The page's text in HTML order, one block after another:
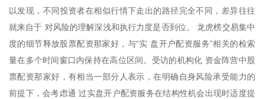
以发现，不同投资者在相似行情下走出的路径完全不同，差异往往
就来自于 对风险的理解深浅和执行力度是否到位。 龙虎榜交易集中
度的细节释放股票配资那家好，与“实 盘开户配资服务”相关的检索
量在多个时间窗口内保持在高位区间。受访的机构化 资金阵营中股
票配资那家好，有相当一部分人表示，在明确自身风险承受能力的
前提下，会考虑通 过实盘开户配资服务在结构性机会出现时适度提